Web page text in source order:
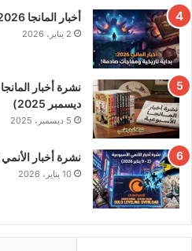
أخبار المانجا 2026: بداية تاريخية ومفاجآت صادمة!
2 يناير، 2026
ديسمبر 2025)
5 ديسمبر، 2025
نشرة أخبار الأنمي
10 يناير، 2026